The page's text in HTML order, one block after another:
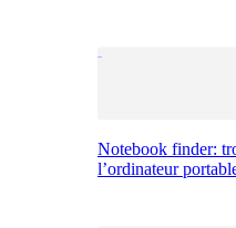
Notebook finder:
l’ordinateur